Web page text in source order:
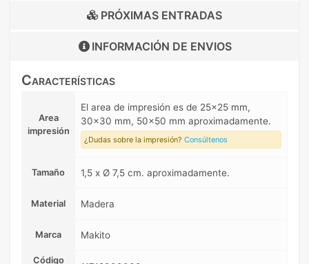
PRÓXIMAS ENTRADAS
INFORMACIÓN DE ENVIOS
Características
Area
impresión
El area de impresión es de 25x25 mm,
30x30 mm, 50x50 mm aproximadamente.
¿Dudas sobre la impresión? Consúltenos
Tamaño 1,5 x Ø 7,5 cm. aproximadamente.
Material Madera
Marca Makito
Código